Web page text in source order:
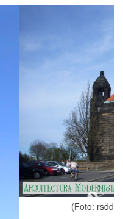
BY-SA 2.0 DE, 2007)